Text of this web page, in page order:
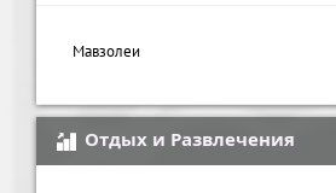
Мавзолеи
Отдых и Развлечения